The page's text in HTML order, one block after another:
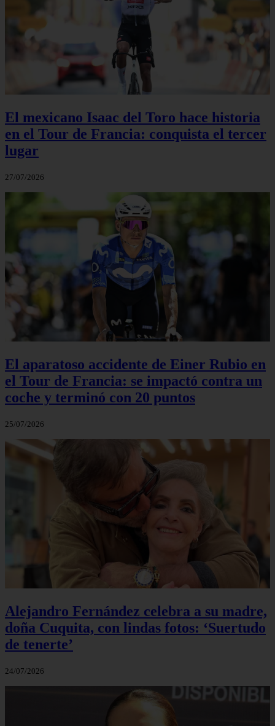
El mexicano Isaac del Toro hace historia
en el Tour de Francia: conquista el tercer
lugar
27/07/2026
El aparatoso accidente de Einer Rubio en
el Tour de Francia: se impactó contra un
coche y terminó con 20 puntos
25/07/2026
Alejandro Fernández celebra a su madre,
doña Cuquita, con lindas fotos: ‘Suertudo
de tenerte’
24/07/2026